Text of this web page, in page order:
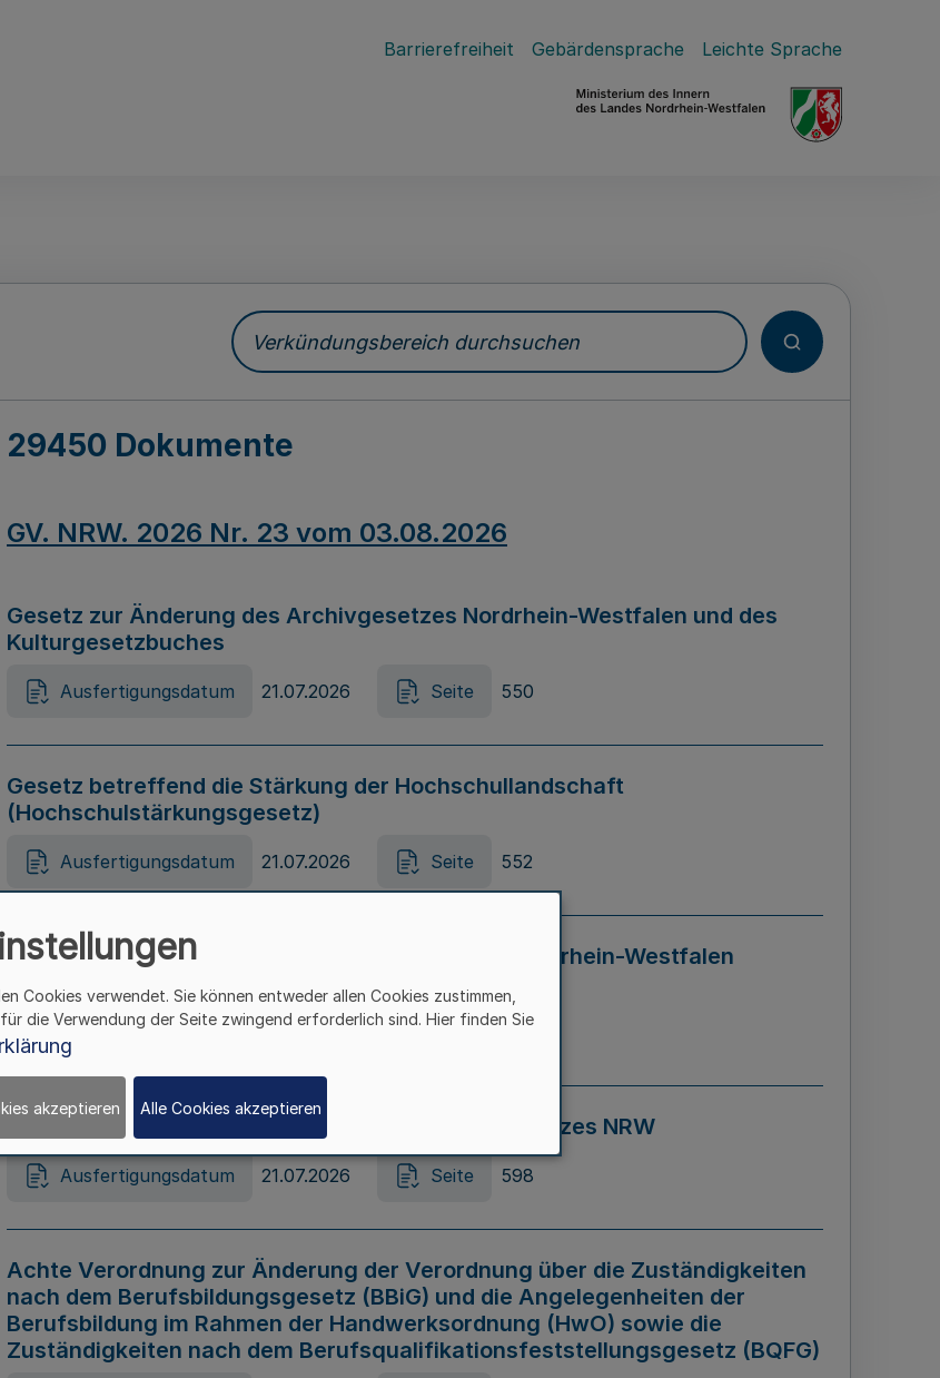
Barrierefreiheit Gebärdensprache Leichte Sprache
Verkündungsbereich durchsuchen
29450 Dokumente
GV. NRW. 2026 Nr. 23 vom 03.08.2026
Gesetz zur Änderung des Archivgesetzes Nordrhein-Westfalen und des
Kulturgesetzbuches
Ausfertigungsdatum 21.07.2026 Seite 550
Gesetz betreffend die Stärkung der Hochschullandschaft
(Hochschulstärkungsgesetz)
Ausfertigungsdatum 21.07.2026 Seite 552
Gesetz zur Vermeidung von Diskriminierung in Nordrhein-Westfalen
(Landesantidiskriminierungsgesetz – LADG NRW)
Ausfertigungsdatum 21.07.2026 Seite 595
Gesetz zur Änderung des Online-Casinospiel Gesetzes NRW
Ausfertigungsdatum 21.07.2026 Seite 598
Achte Verordnung zur Änderung der Verordnung über die Zuständigkeiten
nach dem Berufsbildungsgesetz (BBiG) und die Angelegenheiten der
Berufsbildung im Rahmen der Handwerksordnung (HwO) sowie die
Zuständigkeiten nach dem Berufsqualifikationsfeststellungsgesetz (BQFG)
Cookies verwendet. Sie können entweder allen Cookies zustimmen,
die Verwendung der Seite zwingend erforderlich sind. Hier finden Sie
akzeptieren Alle Cookies akzeptieren